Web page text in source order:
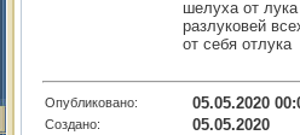
шелуха от лука
разлуковей
от себя отлука
Опубликовано: 05.05.2020
Создано: 05.05.2020